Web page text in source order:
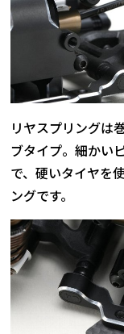
リヤスプリングは
ブタイプ。細かい
で、硬いタイヤを
ングです。